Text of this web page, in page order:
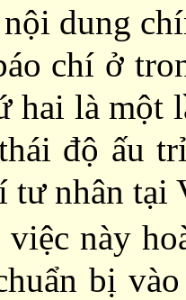
nội dung
chí ở
hai là một
độ ấu
tư nhân tại
này
bị